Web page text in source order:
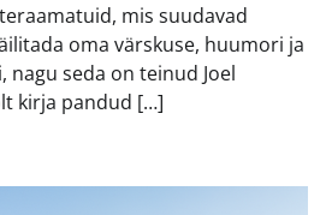
mis suudavad
oma värskuse, huumori ja
seda on teinud Joel
kirja pandud […]